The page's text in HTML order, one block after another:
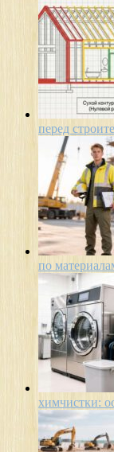
перед
по
химчистки: